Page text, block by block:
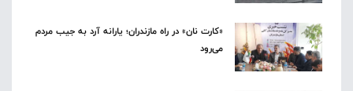
«کارت نان» در راه مازندران؛ یارانه آرد به جیب مردم
می‌رود